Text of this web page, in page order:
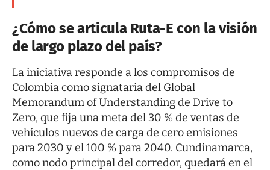
¿Cómo se articula Ruta-E con la visión
de largo plazo del país?
La iniciativa responde a los compromisos de
Colombia como signataria del Global
Memorandum of Understanding de Drive to
Zero, que fija una meta del 30 % de ventas de
vehículos nuevos de carga de cero emisiones
para 2030 y el 100 % para 2040. Cundinamarca,
como nodo principal del corredor, quedará en el